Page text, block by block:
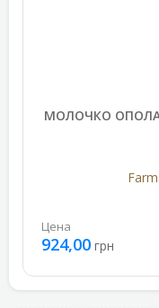
МОЛОЧКО
Цена
924,00 грн